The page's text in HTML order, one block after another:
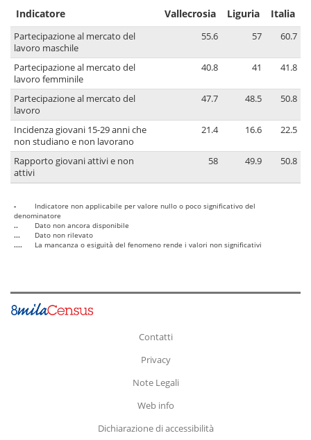
Indicatore Vallecrosia Liguria Italia
Partecipazione al mercato del
lavoro maschile
55.6 57 60.7
Partecipazione al mercato del
lavoro femminile
40.8 41 41.8
Partecipazione al mercato del
lavoro
47.7 48.5 50.8
Incidenza giovani 15-29 anni che
non studiano e non lavorano
21.4 16.6 22.5
Rapporto giovani attivi e non
attivi
58 49.9 50.8
-
Indicatore non applicabile per valore nullo o poco significativo del
denominatore
..
Dato non ancora disponibile
...
Dato non rilevato
....
La mancanza o esiguità del fenomeno rende i valori non significativi
Contatti
Privacy
Note Legali
Web info
Dichiarazione di accessibilità